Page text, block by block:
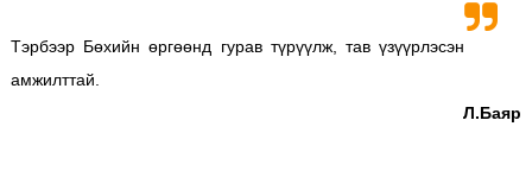
Тэрбээр Бөхийн өргөөнд гурав түрүүлж, тав үзүүрлэсэн
амжилттай.
Л.Баяр